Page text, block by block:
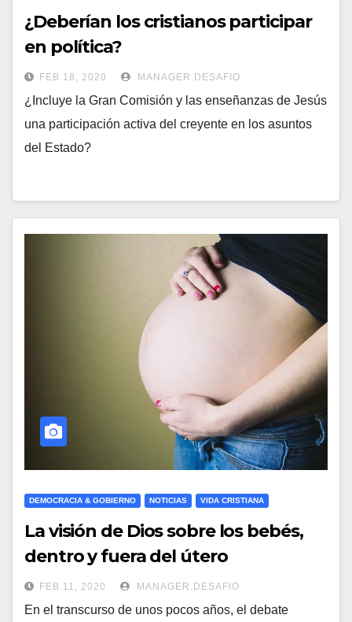
¿Deberían los cristianos participar
en política?
FEB 18, 2020 MANAGER.DESAFIO
¿Incluye la Gran Comisión y las enseñanzas de Jesús
una participación activa del creyente en los asuntos
del Estado?
DEMOCRACIA & GOBIERNO NOTICIAS VIDA CRISTIANA
La visión de Dios sobre los bebés,
dentro y fuera del útero
FEB 11, 2020 MANAGER.DESAFIO
En el transcurso de unos pocos años, el debate